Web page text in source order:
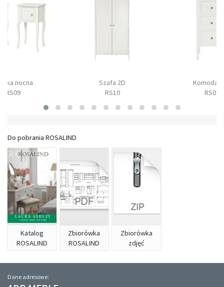
nocna
RS09
Szafa 2D
RS10
Komoda
RS02
Do pobrania ROSALIND
Katalog
ROSALIND
Zbiorówka
ROSALIND
Zbiorówka
zdjęć
Dane adresowe: